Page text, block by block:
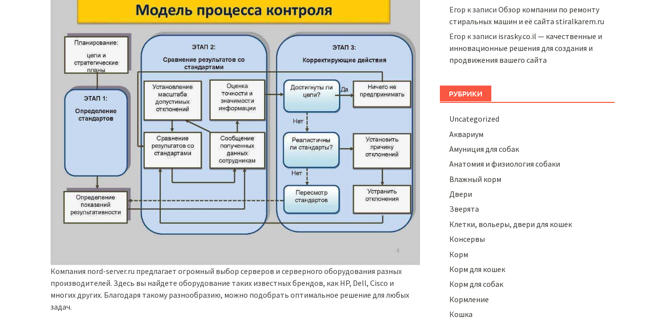
Компания nord-server.ru предлагает огромный выбор серверов и серверного оборудования разных
производителей. Здесь вы найдете оборудование таких известных брендов, как HP, Dell, Cisco и
многих других. Благодаря такому разнообразию, можно подобрать оптимальное решение для любых
задач.
Егор к записи Обзор компании по ремонту
стиральных машин и её сайта stiralkarem.ru
Егор к записи israsky.co.il — качественные и
инновационные решения для создания и
продвижения вашего сайта
РУБРИКИ
Uncategorized
Аквариум
Амуниция для собак
Анатомия и физиология собаки
Влажный корм
Двери
Зверята
Клетки, вольеры, двери для кошек
Консервы
Корм
Корм для кошек
Корм для собак
Кормление
Кошка